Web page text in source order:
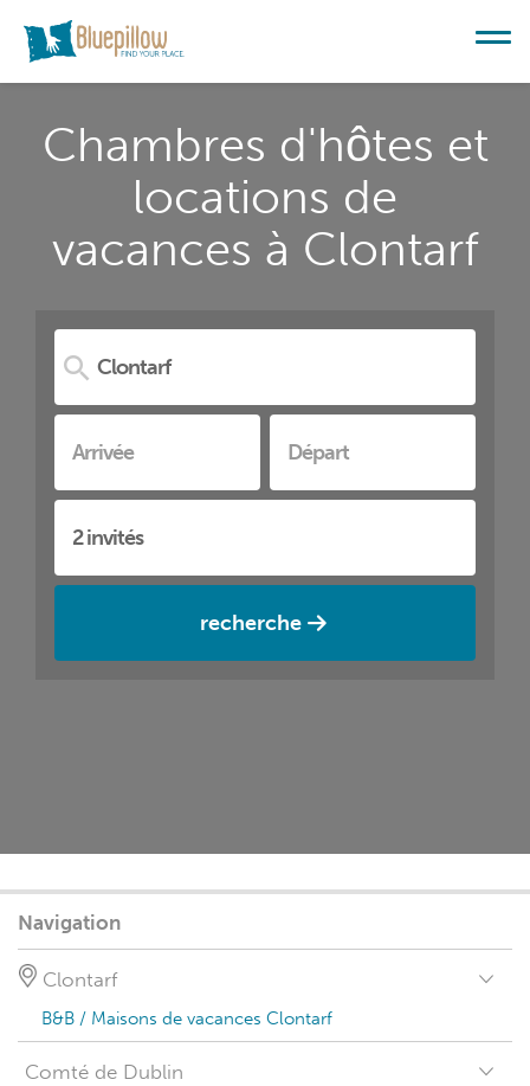
Chambres d'hôtes et
locations de
vacances à Clontarf
recherche
Navigation
Clontarf
B&B / Maisons de vacances Clontarf
Comté de Dublin